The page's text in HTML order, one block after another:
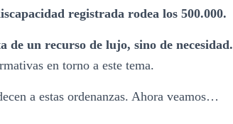
registrada rodea los 500.000.
de un recurso de lujo, sino de necesidad.
en torno a este tema.
a estas ordenanzas. Ahora veamos…